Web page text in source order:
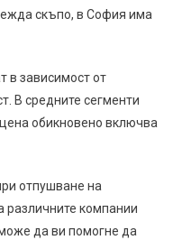
скъпо, в София има
в зависимост от
В средните сегменти
обикновено включва
отпушване на
различните компании
да ви помогне да